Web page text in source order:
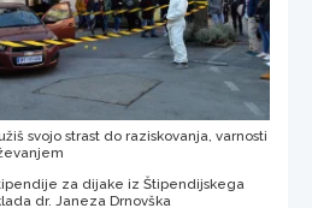
svojo strast do raziskovanja, varnosti
za dijake iz Štipendijskega
dr. Janeza Drnovška